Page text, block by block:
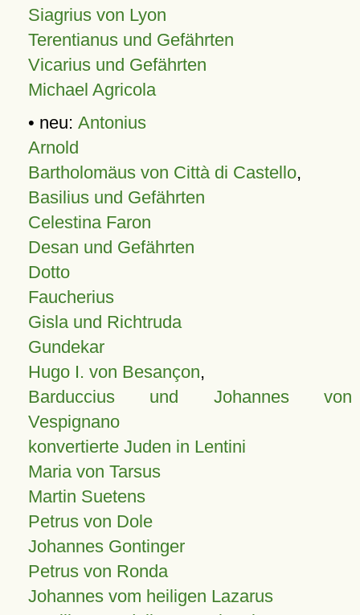
Siagrius von Lyon
Terentianus und Gefährten
Vicarius und Gefährten
Michael Agricola
• neu: Antonius
Arnold
Bartholomäus von Città di Castello,
Basilius und Gefährten
Celestina Faron
Desan und Gefährten
Dotto
Faucherius
Gisla und Richtruda
Gundekar
Hugo I. von Besançon,
Barduccius und Johannes von
Vespignano
konvertierte Juden in Lentini
Maria von Tarsus
Martin Suetens
Petrus von Dole
Johannes Gontinger
Petrus von Ronda
Johannes vom heiligen Lazarus